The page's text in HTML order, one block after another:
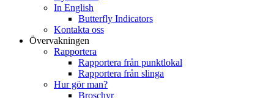
In English
Butterfly Indicators
Kontakta oss
Övervakningen
Rapportera
Rapportera från punktlokal
Rapportera från slinga
Hur gör man?
Broschyr